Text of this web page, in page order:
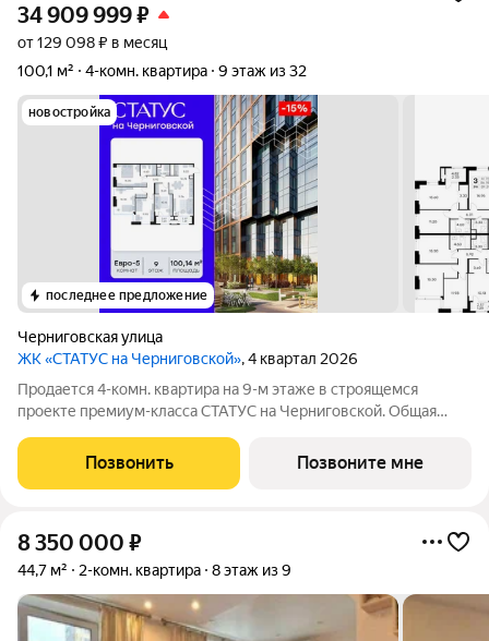
34 909 999₽
от 129 098 ₽ в месяц
100,1 м²
4-комн. квартира 9 этаж из 32
новостройка
последнее предложение
Черниговская улица
ЖК «СТАТУС на Черниговской», 4 квартал 2026
Продается 4-комн. квартира на 9-м этаже в строящемся
проекте премиум-класса СТАТУС на Черниговской. Общая
отведено под жилую и 22,14 кв. м под кухонную зону. Номер
квартиры - 315.
Позвонить Позвоните мне
8 350 000 ₽
44,7 м² 2-комн. квартира 8 этаж из 9